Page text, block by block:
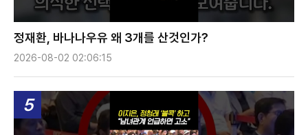
정재환, 바나나우유 왜 3개를 산것인가?
2026-08-02 02:06:15
5